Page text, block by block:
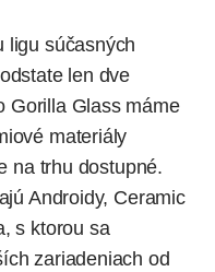
ligu súčasných
len dve
Gorilla Glass máme
materiály
na trhu dostupné.
Androidy, Ceramic
s ktorou sa
zariadeniach od